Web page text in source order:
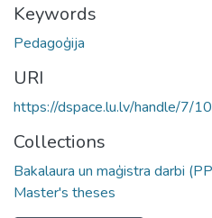
Keywords
Pedagoģija
URI
https://dspace.lu.lv/handle/7/
Collections
Bakalaura un maģistra darbi
Master's theses